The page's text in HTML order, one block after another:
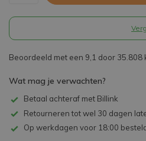
Beoordeeld met een 9,1 door 35.808
Wat mag je verwachten?
Betaal achteraf met Billink
Retourneren tot wel 30 dagen
Op werkdagen voor 18:00